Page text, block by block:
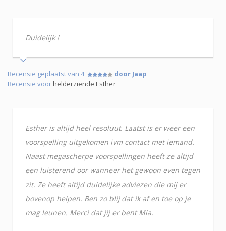
Duidelijk !
Recensie geplaatst van 4
door Jaap
Recensie voorhelderziende Esther
Esther is altijd heel resoluut. Laatst is er weer een
voorspelling uitgekomen ivm contact met iemand.
Naast megascherpe voorspellingen heeft ze altijd
een luisterend oor wanneer het gewoon even tegen
zit. Ze heeft altijd duidelijke adviezen die mij er
bovenop helpen. Ben zo blij dat ik af en toe op je
mag leunen. Merci dat jij er bent Mia.